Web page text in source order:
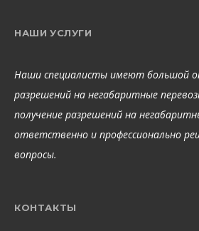
НАШИ УСЛУГИ
Наши специалисты имеют большой
разрешений на негабаритные
получение разрешений на
ответственно и профессионально
вопросы.
КОНТАКТЫ